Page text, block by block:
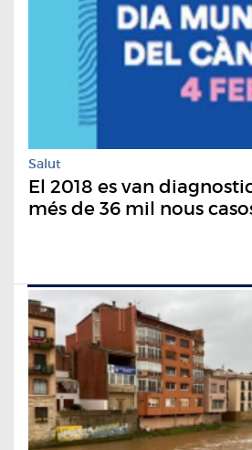
Salut
El 2018 es van
més de 36 mil nous